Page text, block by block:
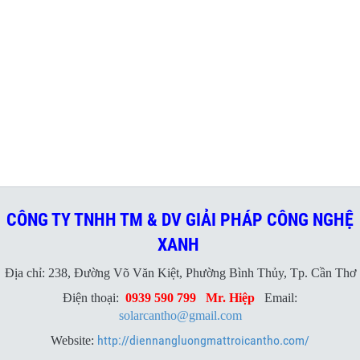
CÔNG TY TNHH TM & DV GIẢI PHÁP CÔNG NGHỆ
XANH
Địa chỉ: 238, Đường Võ Văn Kiệt, Phường Bình Thủy, Tp. Cần Thơ
Điện thoại: 0939 590 799 Mr. Hiệp Email:
solarcantho@gmail.com
Website: http://diennangluongmattroicantho.com/